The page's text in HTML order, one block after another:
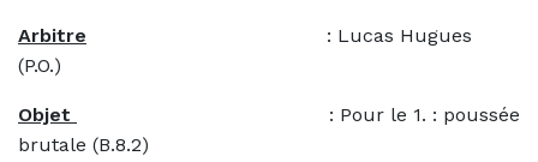
Arbitre : Lucas Hugues
(P.O.)
Objet
: Pour le 1. : poussée
brutale (B.8.2)